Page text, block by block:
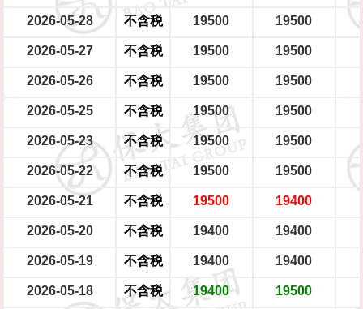
2026-05-28 不含税 19500 19500
2026-05-27 不含税 19500 19500
2026-05-26 不含税 19500 19500
2026-05-25 不含税 19500 19500
2026-05-23 不含税 19500 19500
2026-05-22 不含税 19500 19500
2026-05-21 不含税 19500 19400
2026-05-20 不含税 19400 19400
2026-05-19 不含税 19400 19400
2026-05-18 不含税 19400 19500